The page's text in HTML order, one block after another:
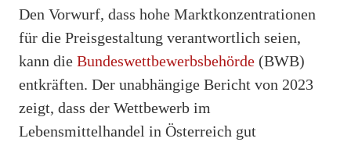
Den Vorwurf, dass hohe Marktkonzentrationen
für die Preisgestaltung verantwortlich seien,
kann die Bundeswettbewerbsbehörde (BWB)
entkräften. Der unabhängige Bericht von 2023
zeigt, dass der Wettbewerb im
Lebensmittelhandel in Österreich gut